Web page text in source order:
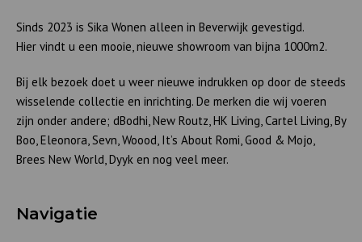
Sinds 2023 is Sika Wonen alleen in Beverwijk gevestigd.
Hier vindt u een mooie, nieuwe showroom van bijna 1000m2.
Bij elk bezoek doet u weer nieuwe indrukken op door de steeds
wisselende collectie en inrichting. De merken die wij voeren
zijn onder andere; dBodhi, New Routz, HK Living, Cartel Living, By
Boo, Eleonora, Sevn, Woood, It’s About Romi, Good & Mojo,
Brees New World, Dyyk en nog veel meer.
Navigatie